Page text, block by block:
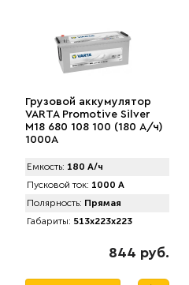
Грузовой аккумулятор
VARTA Promotive Silver
M18 680 108 100 (180 А/ч)
1000А
Емкость: 180 А/ч
Пусковой ток: 1000 А
Полярность: Прямая
Габариты: 513x223x223
844 руб.